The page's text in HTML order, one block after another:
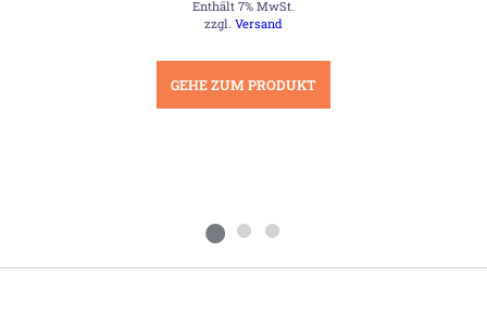
war:
19,50 €
ist:
Enthält 7% MwSt.
zzgl.Versand
GEHE ZUM PRODUKT